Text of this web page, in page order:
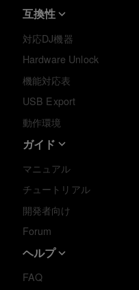
互換性
対応DJ機器
Hardware Unlock
機能対応表
USB Export
動作環境
ガイド
マニュアル
チュートリアル
開発者向け
Forum
ヘルプ
FAQ